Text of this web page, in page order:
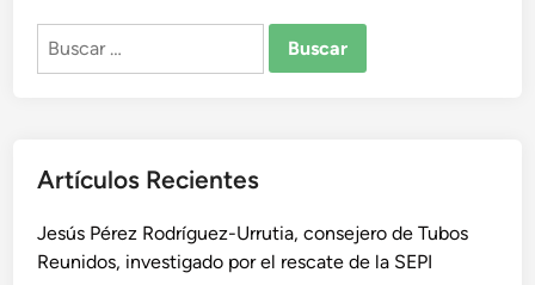
Buscar:
Artículos Recientes
Jesús Pérez Rodríguez-Urrutia, consejero de Tubos
Reunidos, investigado por el rescate de la SEPI